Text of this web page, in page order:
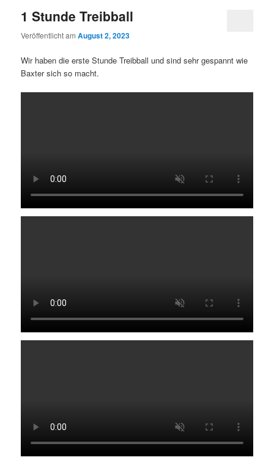
1 Stunde Treibball
Veröffentlicht amAugust 2, 2023
Wir haben die erste Stunde Treibball und sind sehr gespannt wie
Baxter sich so macht.